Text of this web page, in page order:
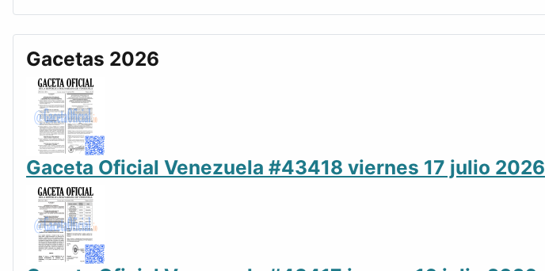
Gacetas 2026
Gaceta Oficial Venezuela #43418 viernes 17 julio 2026